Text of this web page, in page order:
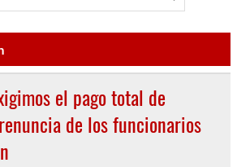
el pago total de
de los funcionarios